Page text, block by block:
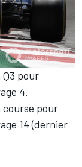
pour
4.
pour
14 (dernier